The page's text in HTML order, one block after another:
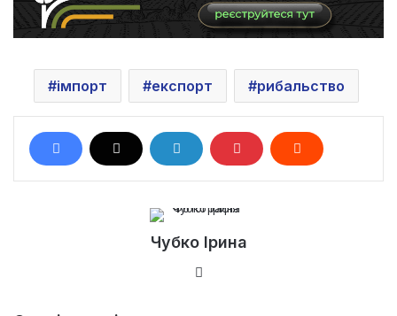
імпорт експорт рибальство
Чубко Ірина